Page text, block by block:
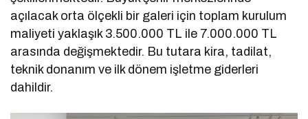
açılacak orta ölçekli bir galeri için toplam kurulum
maliyeti yaklaşık 3.500.000 TL ile 7.000.000 TL
arasında değişmektedir. Bu tutara kira, tadilat,
teknik donanım ve ilk dönem işletme giderleri
dahildir.